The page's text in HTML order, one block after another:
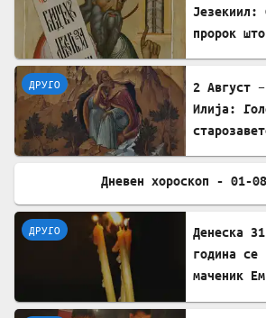
Језекиил:
пророк
ДРУГО
2 Август
Илија:
ДРУГО
Дневен хороскоп - 01-
ДРУГО
Денеска
година се
маченик